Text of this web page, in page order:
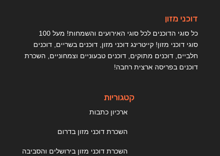
דוכני מזון
כל סוגי הדוכנים לכל סוגי האירועים והשמחות! מעל 100
סוגי דוכני מזון! קייטרינג דוכני מזון, דוכנים בשריים, דוכנים
חלביים, דוכנים מתוקים, דוכנים טבעוניים וצמחוניים, השכרת
דוכנים בפריסה ארצית רחבה!
קטגוריות
ארכיון כתבות
השכרת דוכני מזון בדרום
השכרת דוכני מזון בירושלים והסביבה